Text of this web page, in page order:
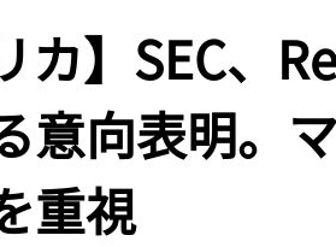
カ】SEC、
意向表明。
重視